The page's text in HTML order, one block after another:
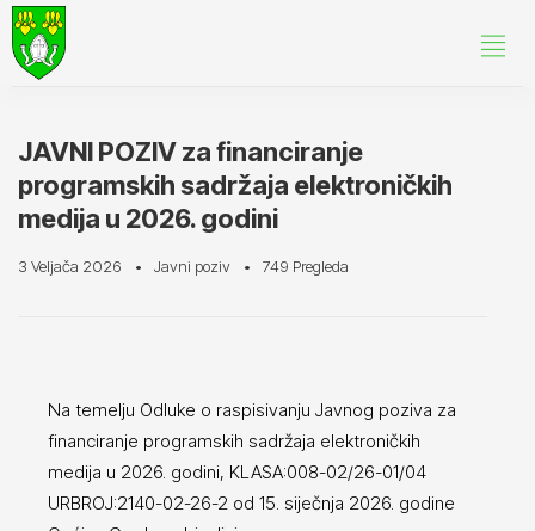
JAVNI POZIV za financiranje
programskih sadržaja elektroničkih
medija u 2026. godini
3 Veljača 2026 Javni poziv 749 Pregleda
Na temelju Odluke o raspisivanju Javnog poziva za
financiranje programskih sadržaja elektroničkih
medija u 2026. godini, KLASA:008-02/26-01/04
URBROJ:2140-02-26-2 od 15. siječnja 2026. godine